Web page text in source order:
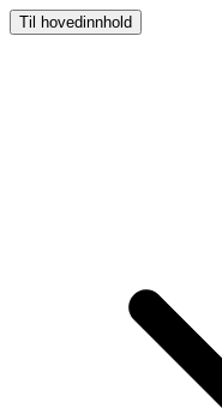
Til hovedinnhold